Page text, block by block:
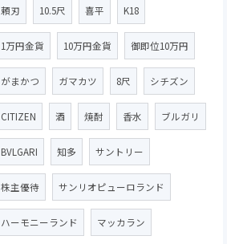
頼刃 10.5尺 喜平 K18
1万円金貨 10万円金貨 御即位10万円
がまかつ ガマカツ 8尺 シチズン
CITIZEN 酒 焼酎 香水 ブルガリ
BVLGARI 知多 サントリー
株主優待 サンリオピューロランド
ハーモニーランド マッカラン